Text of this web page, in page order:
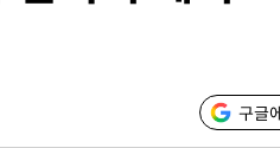
'소동'
구글